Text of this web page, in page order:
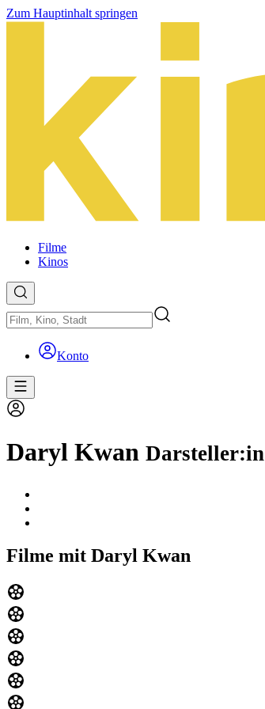
Zum Hauptinhalt springen
Filme
Kinos
Konto
Daryl Kwan Darsteller:in
Filme mit Daryl Kwan